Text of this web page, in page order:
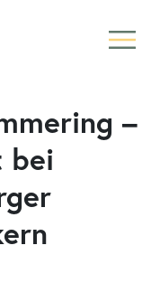
–
bei